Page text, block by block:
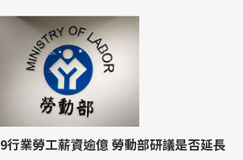
行業勞工薪資逾億 勞動部研議是否延長